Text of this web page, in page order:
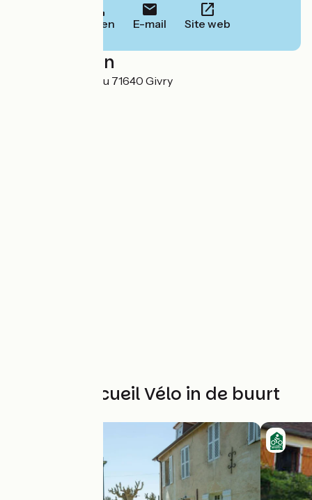
Bellen E-mail Site web
Localisation
14, rue Clemenceau 71640 Givry
Andere Accueil Vélo in de buurt